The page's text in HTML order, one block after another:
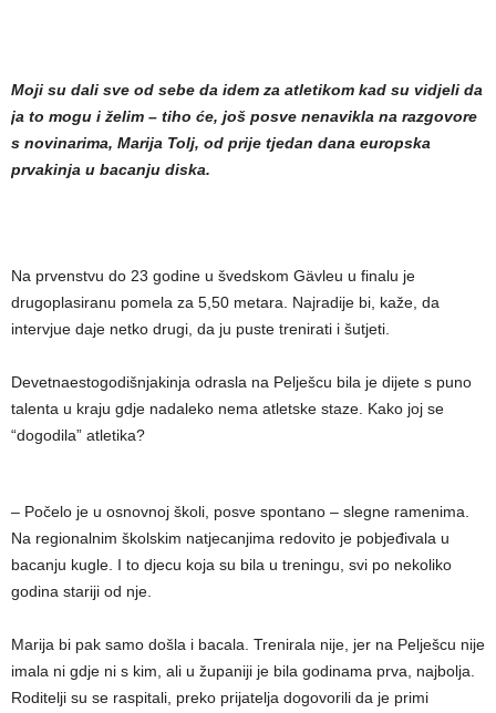
Moji su dali sve od sebe da idem za atletikom kad su vidjeli da
ja to mogu i želim – tiho će, još posve nenavikla na razgovore
s novinarima, Marija Tolj, od prije tjedan dana europska
prvakinja u bacanju diska.
Na prvenstvu do 23 godine u švedskom Gävleu u finalu je
drugoplasiranu pomela za 5,50 metara. Najradije bi, kaže, da
intervjue daje netko drugi, da ju puste trenirati i šutjeti.
Devetnaestogodišnjakinja odrasla na Pelješcu bila je dijete s puno
talenta u kraju gdje nadaleko nema atletske staze. Kako joj se
“dogodila” atletika?
– Počelo je u osnovnoj školi, posve spontano – slegne ramenima.
Na regionalnim školskim natjecanjima redovito je pobjeđivala u
bacanju kugle. I to djecu koja su bila u treningu, svi po nekoliko
godina stariji od nje.
Marija bi pak samo došla i bacala. Trenirala nije, jer na Pelješcu nije
imala ni gdje ni s kim, ali u županiji je bila godinama prva, najbolja.
Roditelji su se raspitali, preko prijatelja dogovorili da je primi